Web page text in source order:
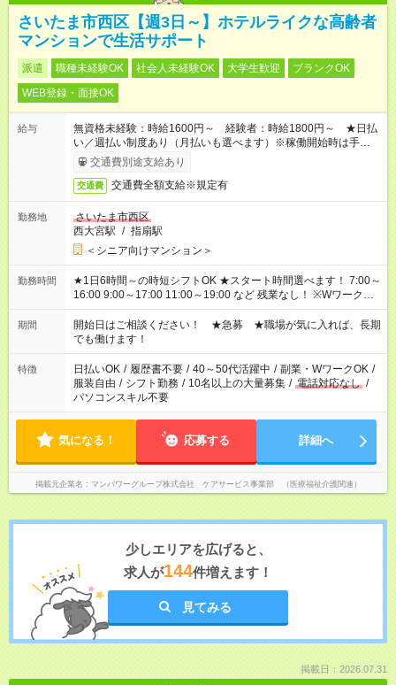
さいたま市西区【週3日～】ホテルライクな高齢者
マンションで生活サポート
派遣 職種未経験OK 社会人未経験OK 大学生歓迎
ブランクOK
WEB登録・面接OK
給与
無資格未経験：時給1600円～ 経験者：時給1800円～ ★日払
い／週払い制度あり（月払いも選べます）※稼働開始時は手続き
完了次第のお支払いとなります。
交通費別途支給あり
交通費 交通費全額支給※規定有
勤務地
さいたま市西区
西大宮駅 / 指扇駅
＜シニア向けマンション＞
勤務時間
★1日6時間～の時短シフトOK ★スタート時間選べます！ 7:00～
16:00 9:00～17:00 11:00～19:00 など 残業なし！ ※Wワークの
場合、他のお仕事と合わせ週40時間超の就業はご案内できませ
ん ※法令に基づき、週20時間以上勤務は社会保険への加入対象
となります ※労働者派遣法（日雇い派遣の原則禁止）により、
短時間・短期間の就業はご案内が難しい場合があります
期間
開始日はご相談ください！ ★急募 ★職場が気に入れば、長期
でも働けます！
特徴 日払いOK / 履歴書不要 / 40～50代活躍中 / 副業・WワークOK /
服装自由 / シフト勤務 / 10名以上の大量募集 / 電話対応なし /
パソコンスキル不要
気になる！ 応募する 詳細へ
掲載元企業名 マンパワーグループ株式会社 ケアサービス事業部 （医療福祉介護関連）
少しエリアを広げると、
求人が144件増えます！
見てみる
掲載日：2026.07.31